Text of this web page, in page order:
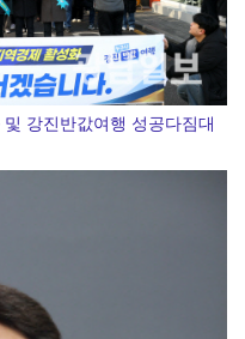
강진반값여행 성공다짐대